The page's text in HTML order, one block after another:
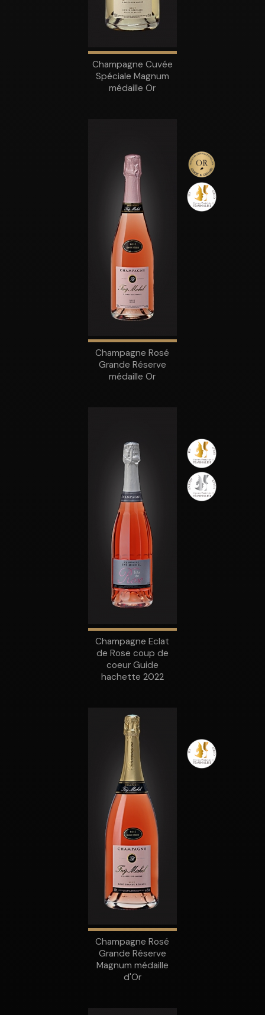
Champagne Cuvée
Spéciale Magnum
médaille Or
Champagne Rosé
Grande Réserve
médaille Or
Champagne Eclat
de Rose coup de
coeur Guide
hachette 2022
Champagne Rosé
Grande Réserve
Magnum médaille
d'Or